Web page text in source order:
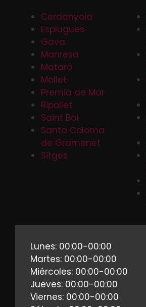
Cerdanyola
Esplugues
Gava
Manresa
Mataró
Mollet
Premia de Mar
Ripollet
Saint Boi
Santa Coloma
de Gramenet
Sitges
Lunes: 00:00-00:00
Martes: 00:00-00:00
Miércoles: 00:00-00:00
Jueves: 00:00-00:00
Viernes: 00:00-00:00